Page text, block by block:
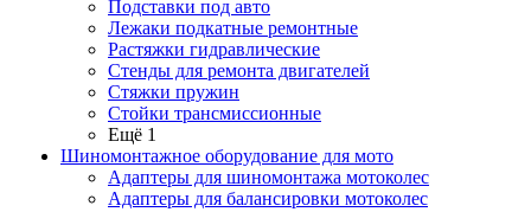
Подставки под авто
Лежаки подкатные ремонтные
Растяжки гидравлические
Стенды для ремонта двигателей
Стяжки пружин
Стойки трансмиссионные
Ещё 1
Шиномонтажное оборудование для мото
Адаптеры для шиномонтажа мотоколес
Адаптеры для балансировки мотоколес